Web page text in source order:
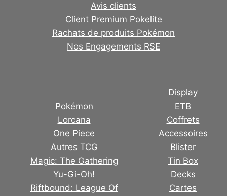
Avis clients
Client Premium Pokelite
Rachats de produits Pokémon
Nos Engagements RSE
Pokémon
Lorcana
One Piece
Autres TCG
Magic: The Gathering
Yu-Gi-Oh!
Riftbound: League Of
Display
ETB
Coffrets
Accessoires
Blister
Tin Box
Decks
Cartes